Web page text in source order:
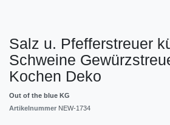
Salz u. Pfefferstreuer
Schweine
Kochen Deko
Out of the blue KG
Artikelnummer NEW-1734